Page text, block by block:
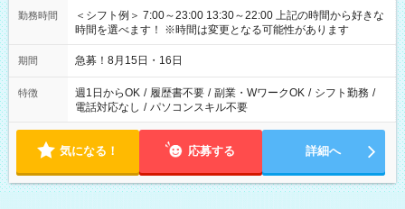
勤務時間
＜シフト例＞ 7:00～23:00 13:30～22:00 上記の時間から好きな
時間を選べます！ ※時間は変更となる可能性があります
期間 急募！8月15日・16日
特徴 週1日からOK / 履歴書不要 / 副業・WワークOK / シフト勤務 /
電話対応なし / パソコンスキル不要
気になる！ 応募する 詳細へ